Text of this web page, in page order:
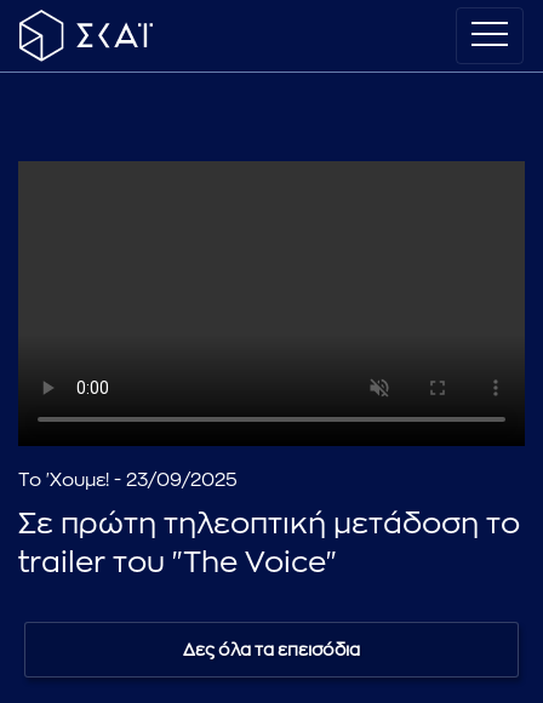
Το 'Χουμε! - 23/09/2025
Σε πρώτη τηλεοπτική μετάδοση το
trailer του "The Voice"
Δες όλα τα επεισόδια